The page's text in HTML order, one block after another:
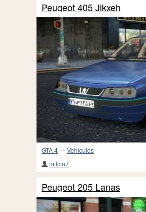
Peugeot 405 Jikxeh
GTA 4—Vehículos
milcin7
Peugeot 205 Lanas